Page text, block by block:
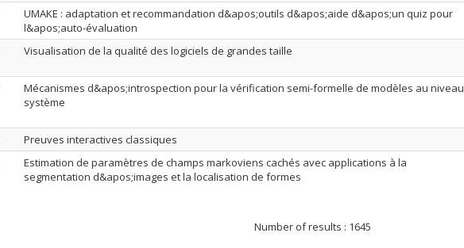
UMAKE : adaptation et recommandation d&apos;outils d&apos;aide d&apos;un quiz pour
l&apos;auto-évaluation
Visualisation de la qualité des logiciels de grandes taille
Mécanismes d&apos;introspection pour la vérification semi-formelle de modèles au niveau
système
Preuves interactives classiques
Estimation de paramètres de champs markoviens cachés avec applications à la
segmentation d&apos;images et la localisation de formes
Number of results : 1645